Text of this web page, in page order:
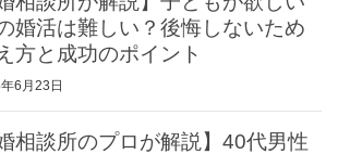
婚活は難しい？後悔しないため
方と成功のポイント
6月23日
婚相談所のプロが解説】40代男性